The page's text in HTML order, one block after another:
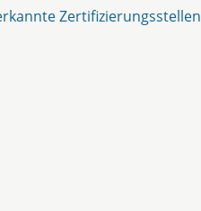
Zertifizierungsstellen